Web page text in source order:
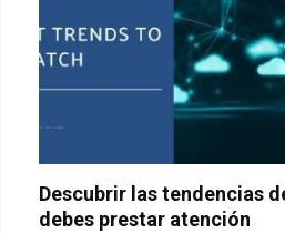
Descubrir las tendencias
debes prestar atención